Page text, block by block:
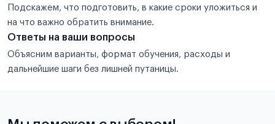
Подскажем, что подготовить, в какие сроки уложиться и
на что важно обратить внимание.
Ответы на ваши вопросы
Объясним варианты, формат обучения, расходы и
дальнейшие шаги без лишней путаницы.